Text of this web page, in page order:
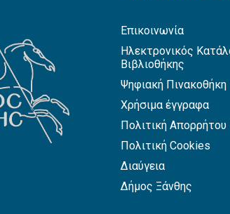
Επικοινωνία
Ηλεκτρονικός
Βιβλιοθήκης
Ψηφιακή Πινακοθήκη
Χρήσιμα έγγραφα
Πολιτική Απορρήτου
Πολιτική Cookies
Διαύγεια
Δήμος Ξάνθης